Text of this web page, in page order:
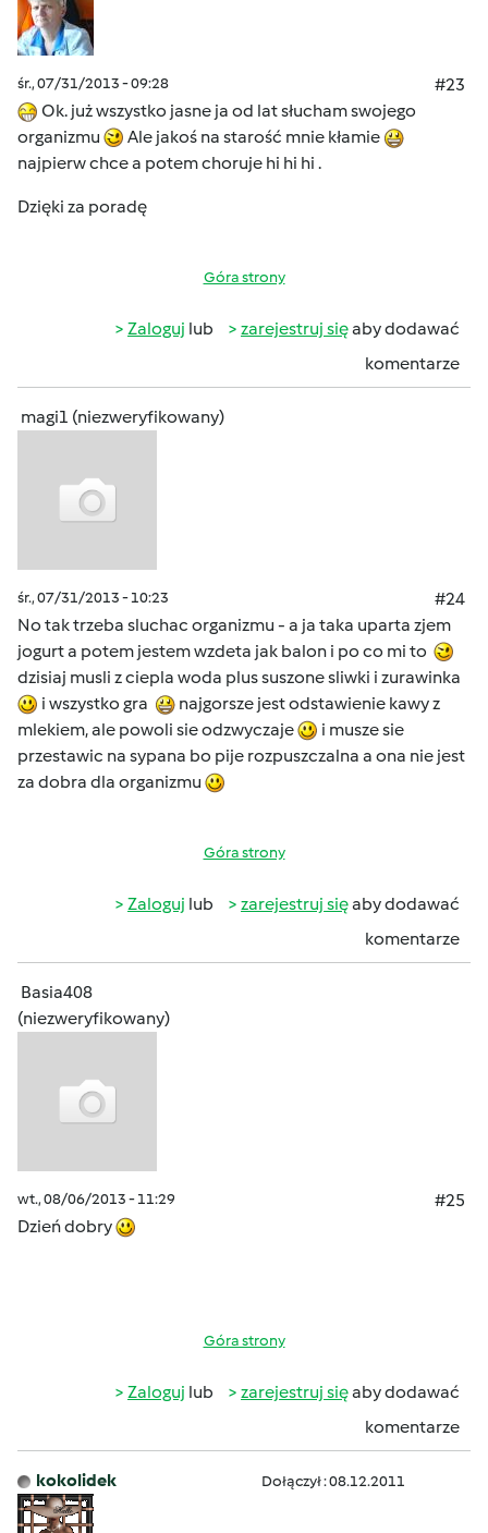
śr., 07/31/2013 - 09:28
#23
Ok. już wszystko jasne ja od lat słucham swojego
organizmu
Ale jakoś na starość mnie kłamie
najpierw chce a potem choruje hi hi hi .
Dzięki za poradę
Góra strony
Zaloguj lub zarejestruj sięaby dodawać
komentarze
magi1 (niezweryfikowany)
śr., 07/31/2013 - 10:23
#24
No tak trzeba sluchac organizmu - a ja taka uparta zjem
jogurt a potem jestem wzdeta jak balon i po co mi to
dzisiaj musli z ciepla woda plus suszone sliwki i zurawinka
i wszystko gra
najgorsze jest odstawienie kawy z
mlekiem, ale powoli sie odzwyczaje
i musze sie
przestawic na sypana bo pije rozpuszczalna a ona nie jest
za dobra dla organizmu
Góra strony
Zaloguj lub zarejestruj sięaby dodawać
komentarze
Basia408
(niezweryfikowany)
wt., 08/06/2013 - 11:29
#25
Dzień dobry
Góra strony
Zaloguj lub zarejestruj sięaby dodawać
komentarze
kokolidek Dołączył : 08.12.2011